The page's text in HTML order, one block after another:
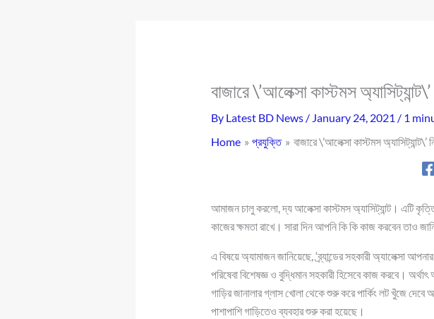
বাজারে \’আলেক্সা কাস্টমস
By Latest BD News / January 24, 2021 / 1
Home
প্রযুক্তি বাজারে \’আলেক্সা কাস্টমস অ্যাসিট্যান্ট\’
আমাজন চালু করলো, দ্য আলেক্সা কাস্টমস অ্যাসিট্যান্ট। এটি
কাজের ক্ষমতা রাখে। সারা দিন আপনি কি কি কাজ করবেন তাও
এ বিষয়ে অ্যামাজন জানিয়েছে, ‘ব্র্যান্ডের সহকারী অ্যালেক্সা
পরিষেবা বিশেষজ্ঞ ও বুদ্ধিমান সহকারী হিসেবে কাজ করবে।
গাড়ির জানালার গ্লাস খোলা থেকে শুরু করে পার্কিং লট খুঁজে
পাশাপাশি গাড়িতেও ব্যবহার শুরু করা হয়েছে।